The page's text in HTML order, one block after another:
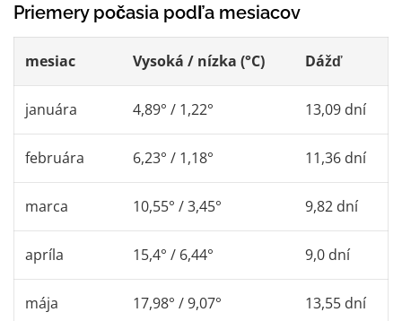
Priemery počasia podľa mesiacov
mesiac Vysoká / nízka (°C) Dážď
januára 4,89° / 1,22° 13,09 dní
februára 6,23° / 1,18° 11,36 dní
marca 10,55° / 3,45° 9,82 dní
apríla 15,4° / 6,44° 9,0 dní
mája 17,98° / 9,07° 13,55 dní